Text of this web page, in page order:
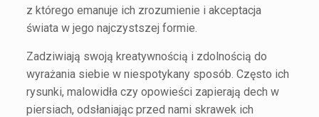
z którego emanuje ich zrozumienie i akceptacja
świata w jego najczystszej formie.
Zadziwiają swoją kreatywnością i zdolnością do
wyrażania siebie w niespotykany sposób. Często ich
rysunki, malowidła czy opowieści zapierają dech w
piersiach, odsłaniając przed nami skrawek ich